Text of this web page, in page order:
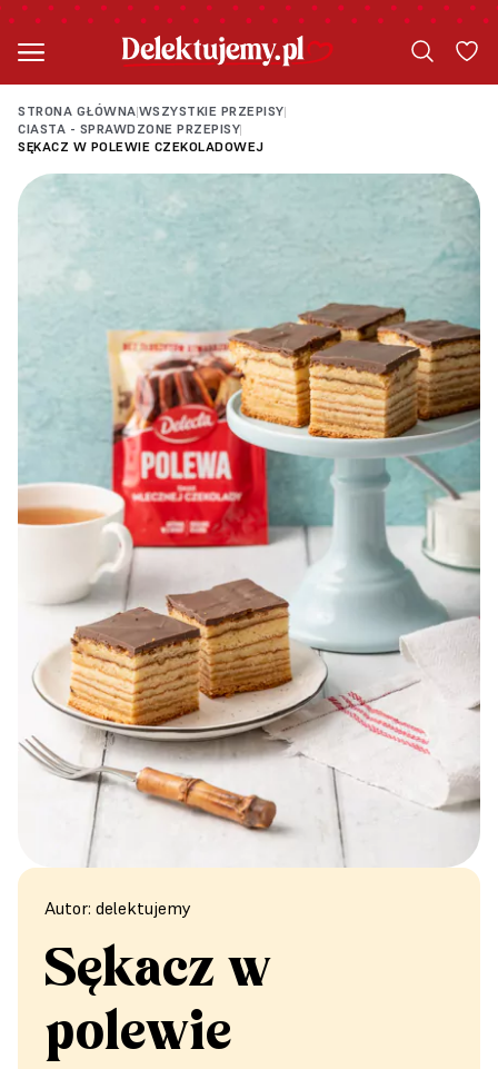
STRONA GŁÓWNA|WSZYSTKIE PRZEPISY|
CIASTA - SPRAWDZONE PRZEPISY|
SĘKACZ W POLEWIE CZEKOLADOWEJ
Autor: delektujemy
Sękacz w
polewie